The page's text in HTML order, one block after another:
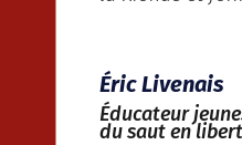
Éric Livenais
Éducateur
du saut en